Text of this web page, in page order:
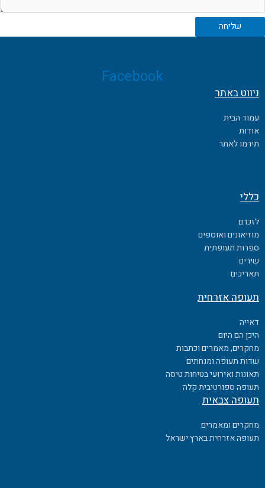
שליחה
Facebook
ניווט באתר
עמוד הבית
אודות
תירמו לאתר
כללי
לזכרם
מוזיאונים ואוספים
ספרות תעופתית
שירים
תאריכים
תעופה אזרחית
דאייה
היכן הם היום
מחקרים, מאמרים וכתבות
שדות תעופה ומנחתים
תאונות ואירועי בטיחות טיסה
תעופה ספורטיבית קלה
תעופה צבאית
מחקרים ומאמרים
תעופה אזרחית בארץ ישראל